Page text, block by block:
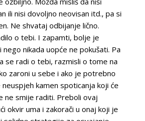
ili nisi dovoljno neovisan itd., pa si
Ne shvataj odbijanje lično.
o tebi. I zapamti, bolje je
nikada uopće ne pokušati. Pa
se radi o tebi, razmisli o tome na
zaroni u sebe i ako je potrebno
kamen spoticanja koji će
ne smije raditi. Preboli ovaj
okvir uma i zakorači u onaj koji je